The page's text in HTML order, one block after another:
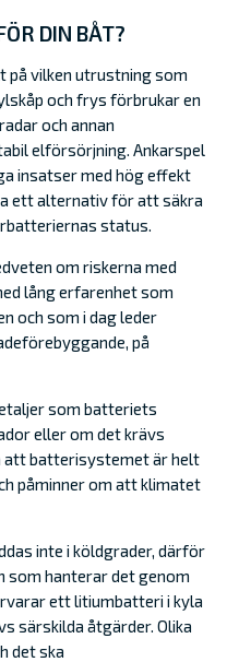
DIN BÅT?
vilken utrustning som
och frys förbrukar en
och annan
elförsörjning. Ankarspel
insatser med hög effekt
ett alternativ för att säkra
status.
om riskerna med
lång erfarenhet som
och som i dag leder
på
som batteriets
eller om det krävs
att batterisystemet är helt
påminner om att klimatet
inte i köldgrader, därför
som hanterar det genom
ett litiumbatteri i kyla
särskilda åtgärder. Olika
det ska